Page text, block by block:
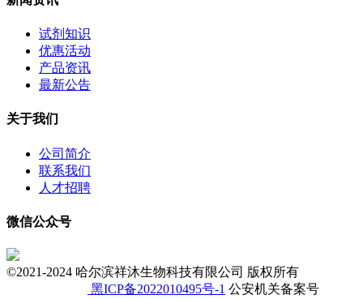
试剂知识
优惠活动
产品资讯
最新公告
关于我们
公司简介
联系我们
人才招聘
微信公众号
©2021-2024 哈尔滨祥沐生物科技有限公司 版权所有
黑ICP备2022010495号-1 公安机关备案号